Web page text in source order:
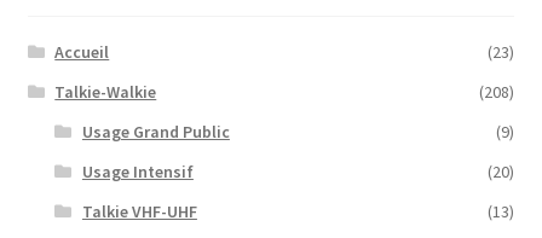
Accueil
(23)
Talkie-Walkie
(208)
Usage Grand Public
(9)
Usage Intensif
(20)
Talkie VHF-UHF
(13)